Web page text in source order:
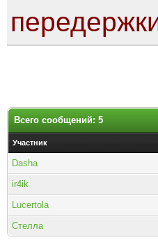
Всего сообщений: 5
Участник
Dasha
ir4ik
Lucertola
Стелла